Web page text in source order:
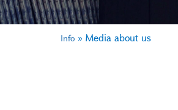
Info » Media about us